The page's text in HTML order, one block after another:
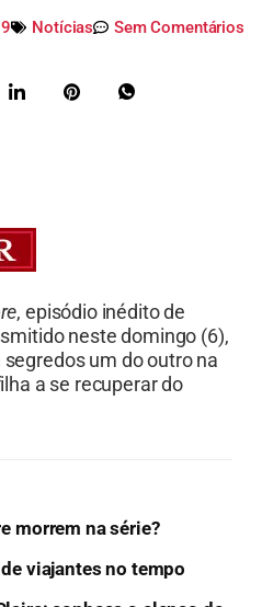
Notícias Sem Comentários
, episódio inédito de
neste domingo (6),
um do outro na
a se recuperar do
morrem na série?
viajantes no tempo